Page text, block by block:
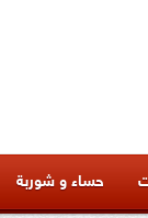
حساء و شوربة